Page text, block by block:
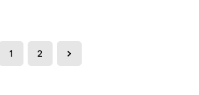
1 2